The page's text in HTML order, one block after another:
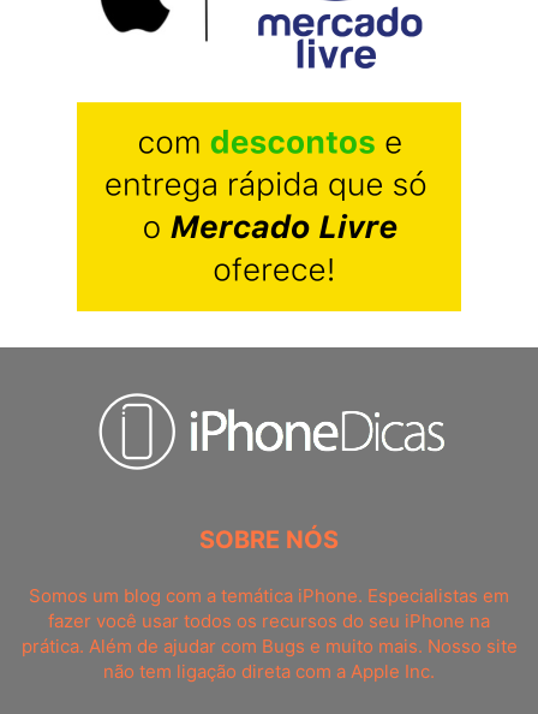
SOBRE NÓS
Somos um blog com a temática iPhone. Especialistas em
fazer você usar todos os recursos do seu iPhone na
prática. Além de ajudar com Bugs e muito mais. Nosso site
não tem ligação direta com a Apple Inc.